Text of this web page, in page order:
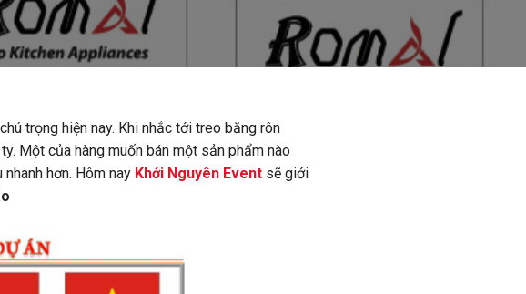
trọng hiện nay. Khi nhắc tới treo băng rôn
Một của hàng muốn bán một sản phẩm nào
hơn. Hôm nay Khởi Nguyên Event sẽ giới